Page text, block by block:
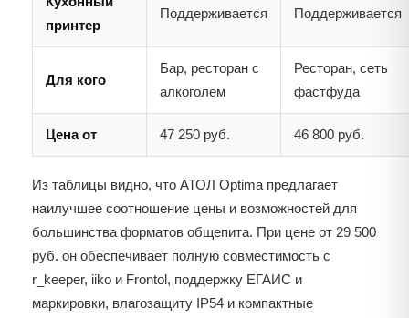
принтер
Поддерживается Поддерживается
Для кого
Бар, ресторан с
алкоголем
Ресторан, сеть
фастфуда
Цена от 47 250 руб. 46 800 руб.
Из таблицы видно, что АТОЛ Optima предлагает
наилучшее соотношение цены и возможностей для
большинства форматов общепита. При цене от 29 500
руб. он обеспечивает полную совместимость с
r_keeper, iiko и Frontol, поддержку ЕГАИС и
маркировки, влагозащиту IP54 и компактные